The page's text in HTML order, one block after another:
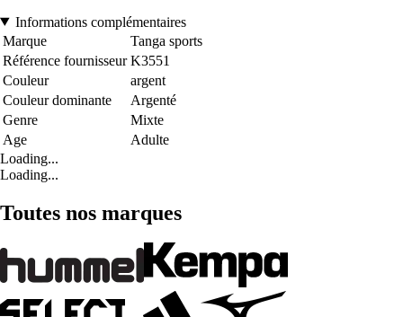
Informations complémentaires
Marque
Tanga sports
Référence fournisseur K3551
Couleur
argent
Couleur dominante
Argenté
Genre
Mixte
Age
Adulte
Loading...
Loading...
Toutes nos marques